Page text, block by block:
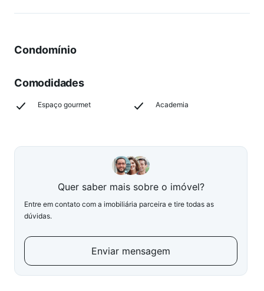
Condomínio
Comodidades
Espaço gourmet Academia
Quer saber mais sobre o imóvel?
Entre em contato com a imobiliária parceira e tire todas as
dúvidas.
Enviar mensagem